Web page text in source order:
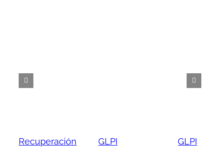
Recuperación
GLPI
GLPI